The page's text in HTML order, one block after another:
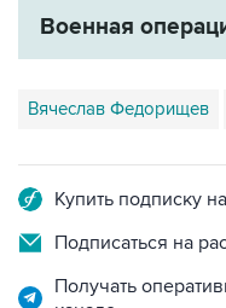
Военная
Вячеслав Федорищев
Купить подписку
Подписаться на
Получать